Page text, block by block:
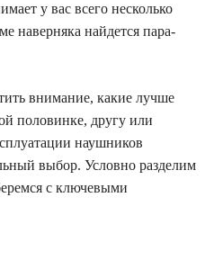
у вас всего несколько
наверняка найдется пара-
внимание, какие лучше
половинке, другу или
наушников
выбор. Условно разделим
с ключевыми